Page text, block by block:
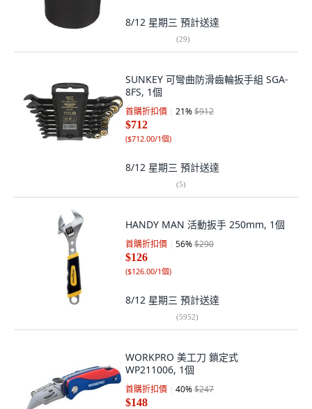
8/12 星期三 預計送達
(29)
SUNKEY 可彎曲防滑齒輪扳手組 SGA-
8FS, 1個
首購折扣價 21%$912
$712
($712.00/1個)
8/12 星期三 預計送達
(5)
HANDY MAN 活動扳手 250mm, 1個
首購折扣價 56%$290
$126
($126.00/1個)
8/12 星期三 預計送達
(5952)
WORKPRO 美工刀 鎖定式
WP211006, 1個
首購折扣價 40%$247
$148